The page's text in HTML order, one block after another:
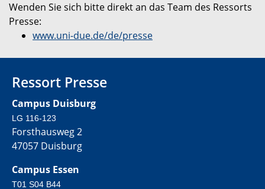
Wenden Sie sich bitte direkt an das Team des Ressorts
Presse:
www.uni-due.de/de/presse
Ressort Presse
Campus Duisburg
LG 116-123
Forsthausweg 2
47057 Duisburg
Campus Essen
T01 S04 B44